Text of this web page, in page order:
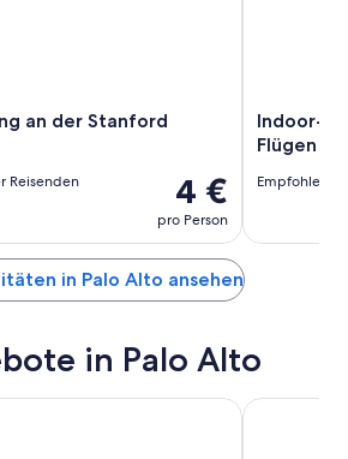
an der Stanford
4 €
pro Person
Reisenden
Indoor-
Flügen
Empfohlen
in Palo Alto ansehen
in Palo Alto
Alto The Nest